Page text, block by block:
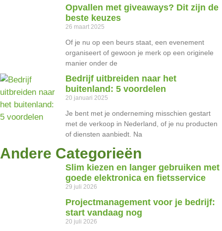
Opvallen met giveaways? Dit zijn de
beste keuzes
26 maart 2025
Of je nu op een beurs staat, een evenement
organiseert of gewoon je merk op een originele
manier onder de
Bedrijf uitbreiden naar het
buitenland: 5 voordelen
20 januari 2025
Je bent met je onderneming misschien gestart
met de verkoop in Nederland, of je nu producten
of diensten aanbiedt. Na
Andere Categorieën
Slim kiezen en langer gebruiken met
goede elektronica en fietsservice
29 juli 2026
Projectmanagement voor je bedrijf:
start vandaag nog
20 juli 2026